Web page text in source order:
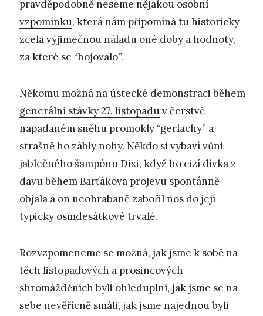
pravděpodobně neseme nějakou osobní
vzpomínku, která nám připomíná tu historicky
zcela výjimečnou náladu oné doby a hodnoty,
za které se “bojovalo”.
Někomu možná na ústecké demonstraci během
generální stávky 27. listopaduv čerstvě
napadaném sněhu promokly “gerlachy” a
strašně ho zábly nohy. Někdo si vybaví vůni
jablečného šampónu Dixi, když ho cizí dívka z
davu běhemBarťákova projevu spontánně
objala a on neohrabaně zabořil nos do její
typicky osmdesátkové trvalé.
Rozvzpomeneme se možná, jak jsme k sobě na
těch listopadových a prosincových
shromážděních byli ohleduplní, jak jsme se na
sebe nevěřícně smáli, jak jsme najednou byli